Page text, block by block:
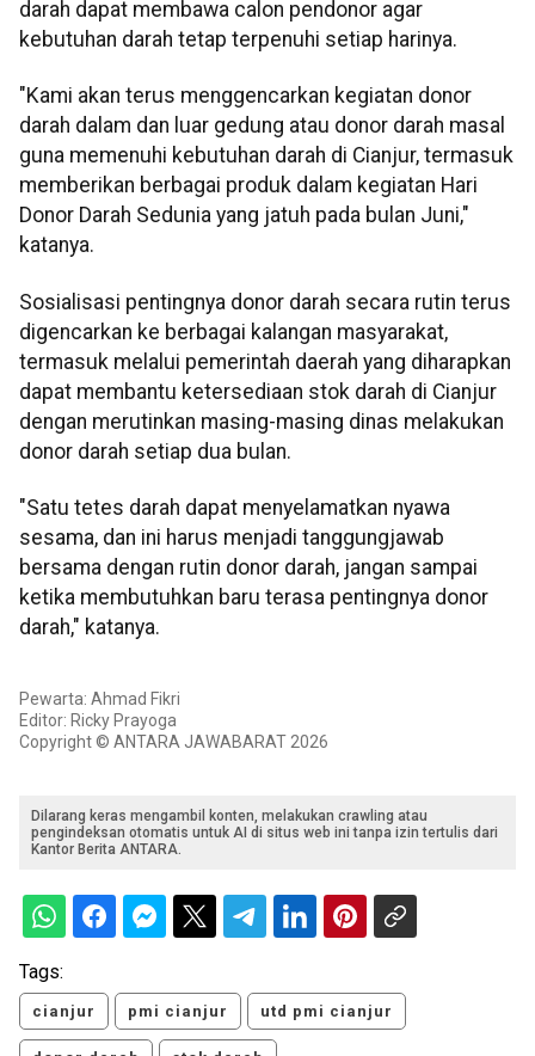
darah dapat membawa calon pendonor agar
kebutuhan darah tetap terpenuhi setiap harinya.
"Kami akan terus menggencarkan kegiatan donor
darah dalam dan luar gedung atau donor darah masal
guna memenuhi kebutuhan darah di Cianjur, termasuk
memberikan berbagai produk dalam kegiatan Hari
Donor Darah Sedunia yang jatuh pada bulan Juni,"
katanya.
Sosialisasi pentingnya donor darah secara rutin terus
digencarkan ke berbagai kalangan masyarakat,
termasuk melalui pemerintah daerah yang diharapkan
dapat membantu ketersediaan stok darah di Cianjur
dengan merutinkan masing-masing dinas melakukan
donor darah setiap dua bulan.
"Satu tetes darah dapat menyelamatkan nyawa
sesama, dan ini harus menjadi tanggungjawab
bersama dengan rutin donor darah, jangan sampai
ketika membutuhkan baru terasa pentingnya donor
darah," katanya.
Pewarta: Ahmad Fikri
Editor: Ricky Prayoga
Copyright © ANTARA JAWABARAT 2026
Dilarang keras mengambil konten, melakukan crawling atau
pengindeksan otomatis untuk AI di situs web ini tanpa izin tertulis dari
Kantor Berita ANTARA.
Tags:
cianjur pmi cianjur utd pmi cianjur